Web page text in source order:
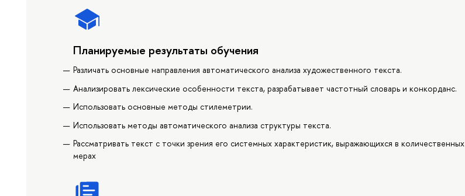
Планируемые результаты обучения
Различать основные направления автоматического анализа художественного текста.
Анализировать лексические особенности текста, разрабатывает частотный словарь и конкорданс.
Использовать основные методы стилеметрии.
Использовать методы автоматического анализа структуры текста.
Рассматривать текст с точки зрения его системных характеристик, выражающихся в количественных
мерах